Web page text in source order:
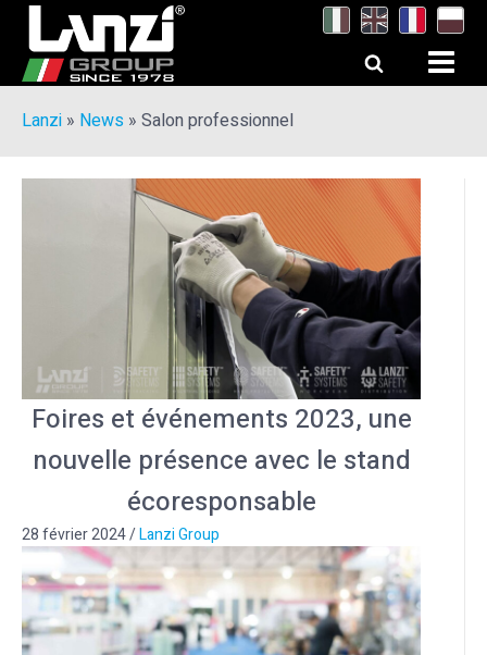
Lanzi » News » Salon professionnel
Foires et événements 2023, une
nouvelle présence avec le stand
écoresponsable
28 février 2024/Lanzi Group